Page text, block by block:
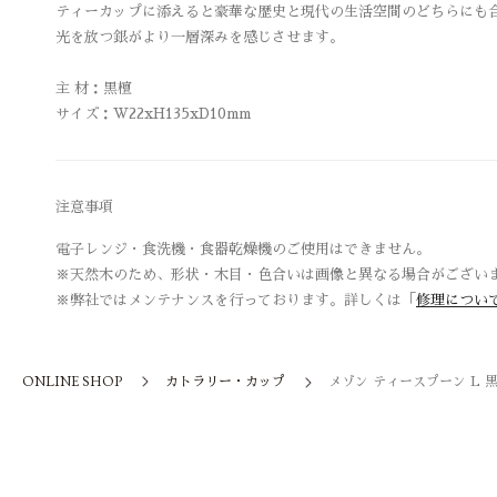
ティーカップに添えると豪華な歴史と現代の生活空間のどちらに
光を放つ銀がより一層深みを感じさせます。
主 材：黒檀
サイズ：W22xH135xD10mm
注意事項
電子レンジ・食洗機・食器乾燥機のご使用はできません。
※天然木のため、形状・木目・色合いは画像と異なる場合がござい
※弊社ではメンテナンスを行っております。詳しくは「 修理につい
ONLINE SHOP カトラリー・カップ メゾン ティースプーン L